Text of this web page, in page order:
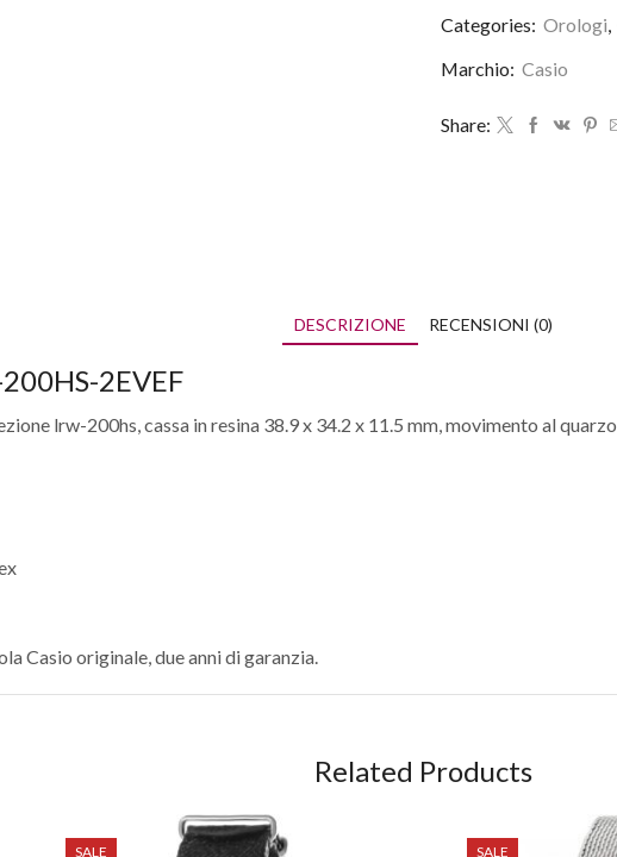
Foto reale, ritocco IA
Categories: Orologi,
Marchio: Casio
Share:
DESCRIZIONE RECENSIONI (0)
2EVEF
lrw-200hs, cassa in resina 38.9 x 34.2 x 11.5 mm, movimento al
Casio originale, due anni di garanzia.
Related Products
SALE SALE